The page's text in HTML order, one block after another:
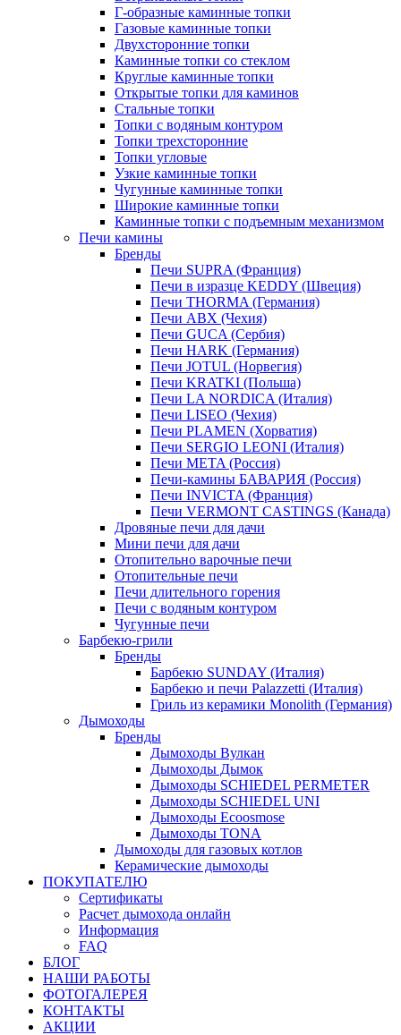
Г-образные каминные топки
Газовые каминные топки
Двухсторонние топки
Каминные топки со стеклом
Круглые каминные топки
Открытые топки для каминов
Стальные топки
Топки с водяным контуром
Топки трехсторонние
Топки угловые
Узкие каминные топки
Чугунные каминные топки
Широкие каминные топки
Каминные топки с подъемным механизмом
Печи камины
Бренды
Печи SUPRA (Франция)
Печи в изразце KEDDY (Швеция)
Печи THORMA (Германия)
Печи ABX (Чехия)
Печи GUCA (Сербия)
Печи HARK (Германия)
Печи JOTUL (Норвегия)
Печи KRATKI (Польша)
Печи LA NORDICA (Италия)
Печи LISEO (Чехия)
Печи PLAMEN (Хорватия)
Печи SERGIO LEONI (Италия)
Печи META (Россия)
Печи-камины БАВАРИЯ (Россия)
Печи INVICTA (Франция)
Печи VERMONT CASTINGS (Канада)
Дровяные печи для дачи
Мини печи для дачи
Отопительно варочные печи
Отопительные печи
Печи длительного горения
Печи с водяным контуром
Чугунные печи
Барбекю-грили
Бренды
Барбекю SUNDAY (Италия)
Барбекю и печи Palazzetti (Италия)
Гриль из керамики Monolith (Германия)
Дымоходы
Бренды
Дымоходы Вулкан
Дымоходы Дымок
Дымоходы SCHIEDEL PERMETER
Дымоходы SCHIEDEL UNI
Дымоходы Ecoosmose
Дымоходы TONA
Дымоходы для газовых котлов
Керамические дымоходы
ПОКУПАТЕЛЮ
Сертификаты
Расчет дымохода онлайн
Информация
FAQ
БЛОГ
НАШИ РАБОТЫ
ФОТОГАЛЕРЕЯ
КОНТАКТЫ
АКЦИИ